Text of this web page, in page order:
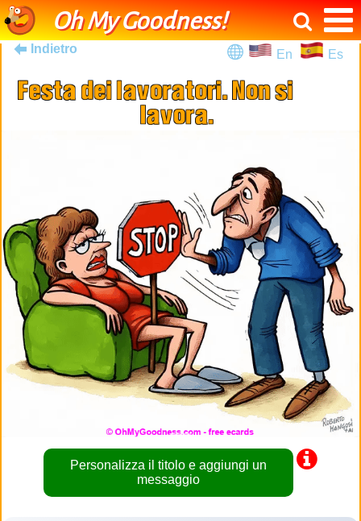
Oh My Goodness!
Indietro En Es
Personalizza il titolo e aggiungi un
messaggio